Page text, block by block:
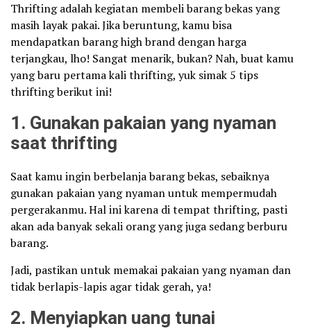
Thrifting adalah kegiatan membeli barang bekas yang
masih layak pakai. Jika beruntung, kamu bisa
mendapatkan barang high brand dengan harga
terjangkau, lho! Sangat menarik, bukan? Nah, buat kamu
yang baru pertama kali thrifting, yuk simak 5 tips
thrifting berikut ini!
1. Gunakan pakaian yang nyaman
saat thrifting
Saat kamu ingin berbelanja barang bekas, sebaiknya
gunakan pakaian yang nyaman untuk mempermudah
pergerakanmu. Hal ini karena di tempat thrifting, pasti
akan ada banyak sekali orang yang juga sedang berburu
barang.
Jadi, pastikan untuk memakai pakaian yang nyaman dan
tidak berlapis-lapis agar tidak gerah, ya!
2. Menyiapkan uang tunai